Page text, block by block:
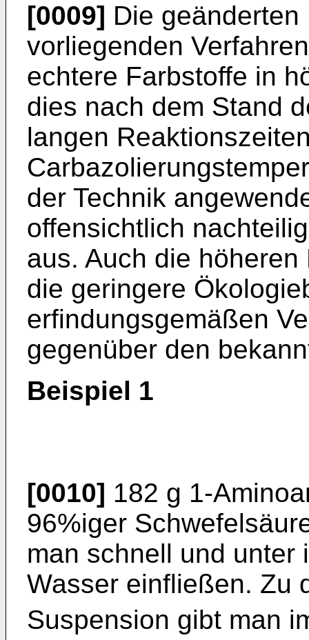
[0009] Die
vorliegenden
echtere Farbstoffe in
dies nach dem Stand
langen
der Technik
offensichtlich
aus. Auch die
die geringere
erfindungsgemäßen
gegenüber den
Beispiel 1
[0010] 182 g 1-
96%iger
man schnell und unter
Wasser einfließen. Zu
Suspension gibt man